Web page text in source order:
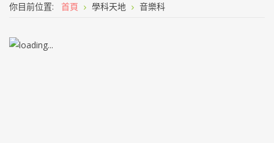
你目前位置: 首頁 學科天地 音樂科